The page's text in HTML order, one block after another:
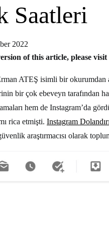
Saatleri
2022
of this article, please visit
ATEŞ isimli bir okurumdan
bir çok ebeveyn tarafından
hem de Instagram’da
rica etmişti. Instagram
araştırmacısı olarak